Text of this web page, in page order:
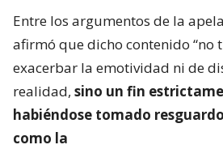
Entre los argumentos de la
afirmó que dicho contenido “no
exacerbar la emotividad ni de
realidad, sino un fin
habiéndose tomado
como la